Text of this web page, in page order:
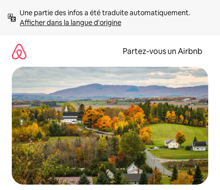
directement
Afficher dans la langue d'origine
Partez-vous un Airbnb